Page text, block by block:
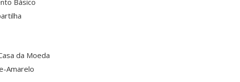
Básico
da Moeda
Amarelo